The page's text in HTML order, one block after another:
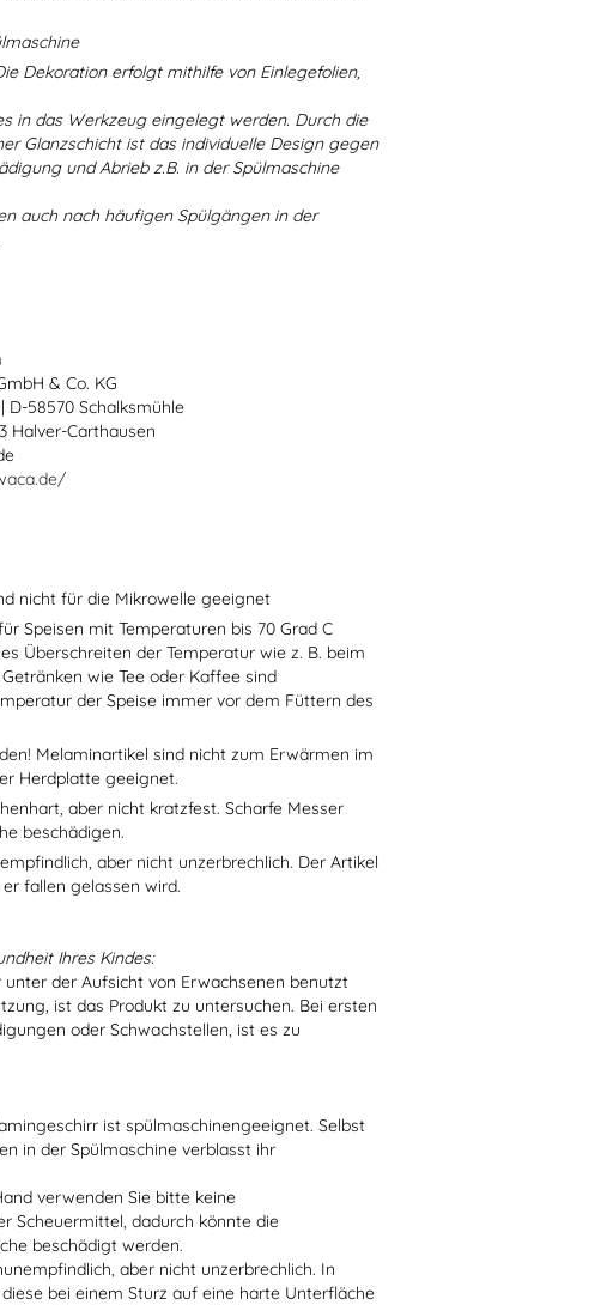
Dekoration erfolgt mithilfe von Einlegefolien,
in das Werkzeug eingelegt werden. Durch die
Glanzschicht ist das individuelle Design gegen
und Abrieb z.B. in der Spülmaschine
auch nach häufigen Spülgängen in der
& Co. KG
D-58570 Schalksmühle
Halver-Carthausen
nicht für die Mikrowelle geeignet
Speisen mit Temperaturen bis 70 Grad C
Überschreiten der Temperatur wie z. B. beim
wie Tee oder Kaffee sind
der Speise immer vor dem Füttern des
Melaminartikel sind nicht zum Erwärmen im
Herdplatte geeignet.
aber nicht kratzfest. Scharfe Messer
beschädigen.
aber nicht unzerbrechlich. Der Artikel
fallen gelassen wird.
Ihres Kindes:
unter der Aufsicht von Erwachsenen benutzt
ist das Produkt zu untersuchen. Bei ersten
oder Schwachstellen, ist es zu
ist spülmaschinengeeignet. Selbst
in der Spülmaschine verblasst ihr
verwenden Sie bitte keine
Scheuermittel, dadurch könnte die
beschädigt werden.
aber nicht unzerbrechlich. In
bei einem Sturz auf eine harte Unterfläche